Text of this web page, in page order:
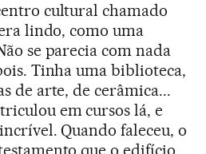
cultural chamado
lindo, como uma
se parecia com nada
Tinha uma biblioteca,
de arte, de cerâmica...
em cursos lá, e
Quando faleceu, o